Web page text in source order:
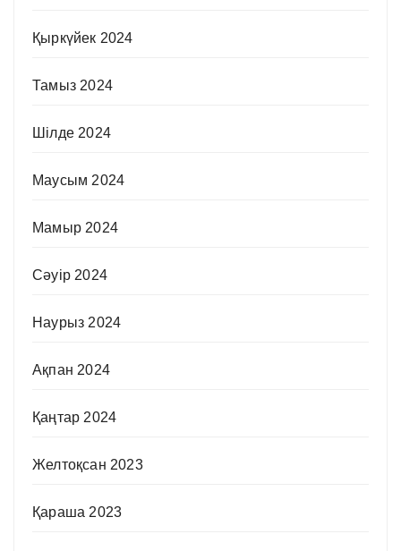
Қыркүйек 2024
Тамыз 2024
Шілде 2024
Маусым 2024
Мамыр 2024
Сәуір 2024
Наурыз 2024
Ақпан 2024
Қаңтар 2024
Желтоқсан 2023
Қараша 2023